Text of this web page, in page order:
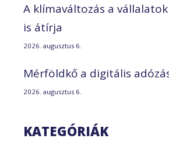
A klímaváltozás a
is átírja
2026. augusztus 6.
Mérföldkő a digitális
2026. augusztus 6.
KATEGÓRIÁK